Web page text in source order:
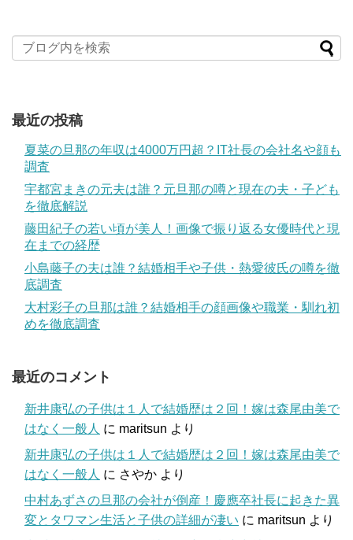
最近の投稿
夏菜の旦那の年収は4000万円超？IT社長の会社名や顔も
調査
宇都宮まきの元夫は誰？元旦那の噂と現在の夫・子ども
を徹底解説
藤田紀子の若い頃が美人！画像で振り返る女優時代と現
在までの経歴
小島藤子の夫は誰？結婚相手や子供・熱愛彼氏の噂を徹
底調査
大村彩子の旦那は誰？結婚相手の顔画像や職業・馴れ初
めを徹底調査
最近のコメント
新井康弘の子供は１人で結婚歴は２回！嫁は森尾由美で
はなく一般人 に maritsun より
新井康弘の子供は１人で結婚歴は２回！嫁は森尾由美で
はなく一般人 に さやか より
中村あずさの旦那の会社が倒産！慶應卒社長に起きた異
変とタワマン生活と子供の詳細が凄い に maritsun より